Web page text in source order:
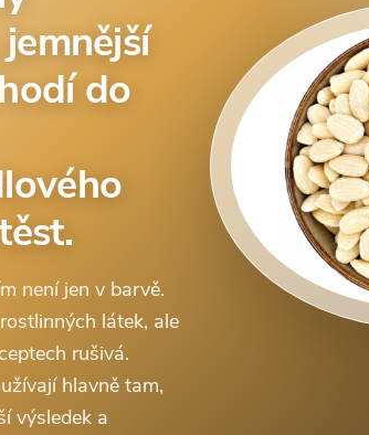
do
není jen v barvě.
látek, ale
rušivá.
hlavně tam,
výsledek a